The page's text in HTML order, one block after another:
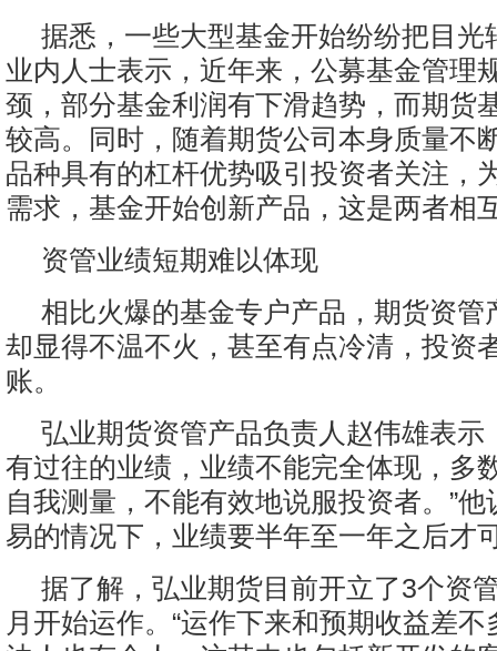
据悉，一些大型基金开始纷纷把目光
业内人士表示，近年来，公募基金管理
颈，部分基金利润有下滑趋势，而期货
较高。同时，随着期货公司本身质量不
品种具有的杠杆优势吸引投资者关注，
需求，基金开始创新产品，这是两者相
资管业绩短期难以体现
相比火爆的基金专户产品，期货资管
却显得不温不火，甚至有点冷清，投资
账。
弘业期货资管产品负责人赵伟雄表示
有过往的业绩，业绩不能完全体现，多
自我测量，不能有效地说服投资者。”
易的情况下，业绩要半年至一年之后才
据了解，弘业期货目前开立了3个资
月开始运作。“运作下来和预期收益差